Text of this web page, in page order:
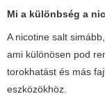
Mi a különbség a
A nicotine salt
ami különösen pod
torokhatást és más
eszközökhöz.